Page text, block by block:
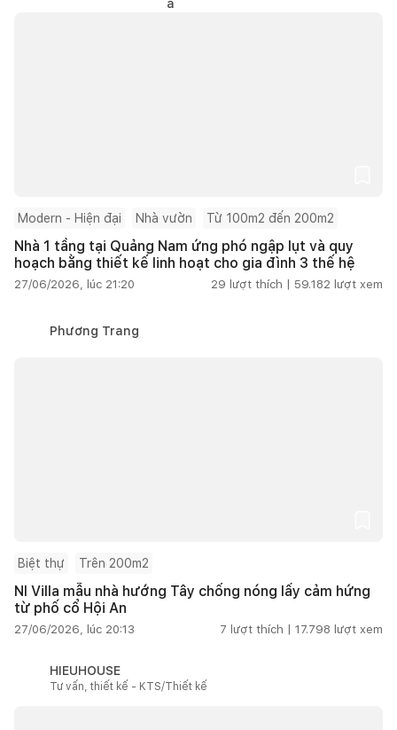
Modern - Hiện đại Nhà vườn Từ 100m2 đến 200m2
Nhà 1 tầng tại Quảng Nam ứng phó ngập lụt và quy
hoạch bằng thiết kế linh hoạt cho gia đình 3 thế hệ
27/06/2026, lúc 21:20 29 lượt thích | 59.182 lượt xem
Phương Trang
Biệt thự Trên 200m2
NI Villa mẫu nhà hướng Tây chống nóng lấy cảm hứng
từ phố cổ Hội An
27/06/2026, lúc 20:13 7 lượt thích | 17.798 lượt xem
HIEUHOUSE
Tư vấn, thiết kế - KTS/Thiết kế